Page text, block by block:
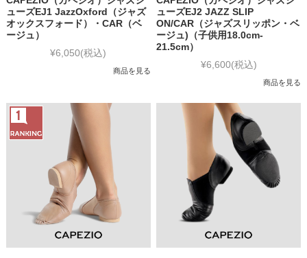
ューズEJ1 JazzOxford（ジャズ
オックスフォード）・CAR（ベ
ージュ）
¥6,050(税込)
商品を見る
ューズEJ2 JAZZ SLIP
ON/CAR（ジャズスリッポン・ベ
ージュ)（子供用18.0cm-
21.5cm）
¥6,600(税込)
商品を見る